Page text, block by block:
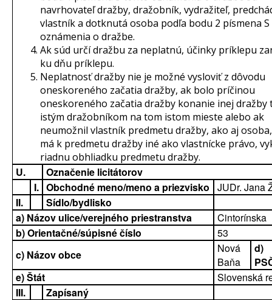
navrhovateľ dražby, dražobník, vydražiteľ,
vlastník a dotknutá osoba podľa bodu 2 písmena
oznámenia o dražbe.
Ak súd určí dražbu za neplatnú, účinky príklepu
ku dňu príklepu.
Neplatnosť dražby nie je možné vysloviť z dôvodu
oneskoreného začatia dražby, ak bolo príčinou
oneskoreného začatia dražby konanie inej dražby
istým dražobníkom na tom istom mieste alebo ak
neumožnil vlastník predmetu dražby, ako aj
má k predmetu dražby iné ako vlastnícke právo,
riadnu obhliadku predmetu dražby.
U.
Označenie licitátorov
I. Obchodné meno/meno a priezvisko
JUDr. Jana
II.
Sídlo/bydlisko
a) Názov ulice/verejného priestranstva
Cintorínska
b) Orientačné/súpisné číslo
53
c) Názov obce
Nová
Baňa
d)
e) Štát
Slovenská
III.
Zapísaný